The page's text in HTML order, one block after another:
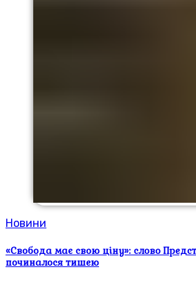
Новини
«Свобода має свою ціну»: слово
починалося тишею